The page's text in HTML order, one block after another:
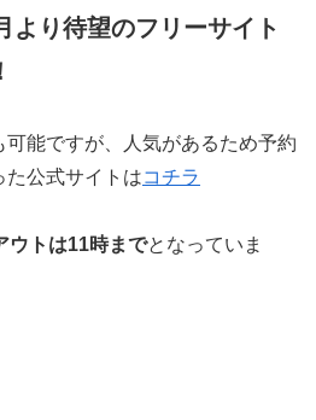
より待望のフリーサイト
能ですが、人気があるため予約
た公式サイトはコチラ
ウトは11時までとなっていま